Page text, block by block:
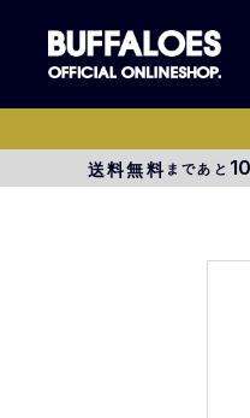
すべてのグ
タオル各種
送料無料まであと